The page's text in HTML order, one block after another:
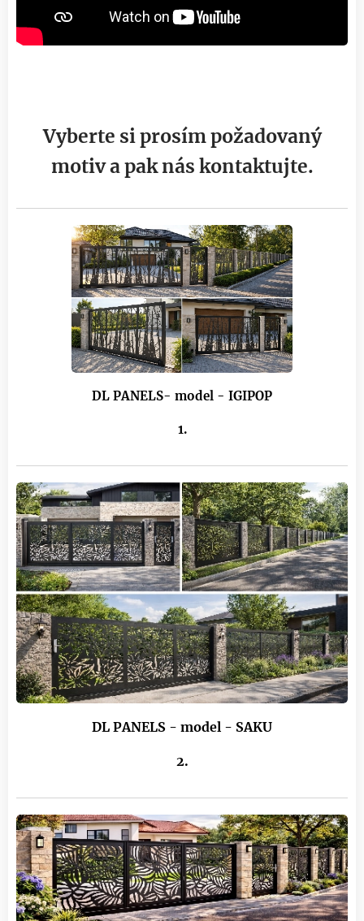
Vyberte si prosím požadovaný
motiv a pak nás kontaktujte.
DL PANELS- model - IGIPOP
1.
DL PANELS - model - SAKU
2.